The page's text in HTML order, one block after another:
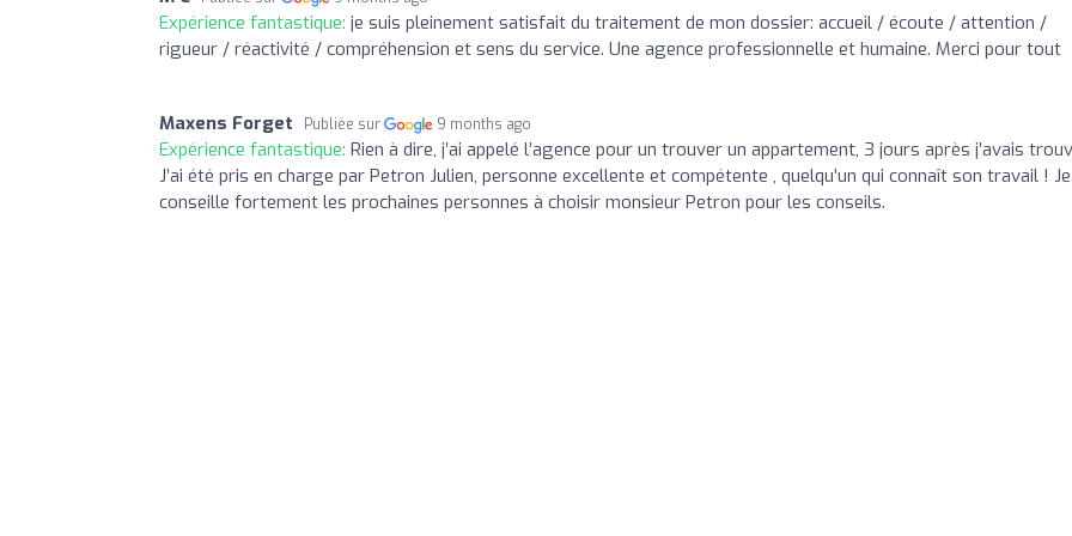
Expérience fantastique: je suis pleinement satisfait du traitement de mon dossier: accueil / écoute / attention /
rigueur / réactivité / compréhension et sens du service. Une agence professionnelle et humaine. Merci pour tout
Maxens Forget Publiée sur 9 months ago
Expérience fantastique: Rien à dire, j’ai appelé l’agence pour un trouver un appartement, 3 jours après j’avais
J’ai été pris en charge par Petron Julien, personne excellente et compétente , quelqu’un qui connaît son travail ! Je
conseille fortement les prochaines personnes à choisir monsieur Petron pour les conseils.